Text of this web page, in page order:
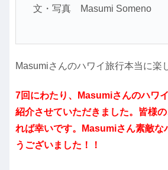
文・写真 Masumi Someno
Masumiさんのハワイ旅行本当に楽
7回にわたり、Masumiさんのハワ
紹介させていただきました。皆様
れば幸いです。Masumiさん素敵な
うございました！！